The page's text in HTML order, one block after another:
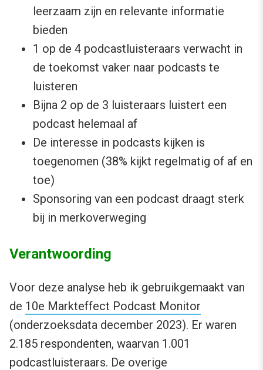
leerzaam zijn en relevante informatie
bieden
1 op de 4 podcastluisteraars verwacht in
de toekomst vaker naar podcasts te
luisteren
Bijna 2 op de 3 luisteraars luistert een
podcast helemaal af
De interesse in podcasts kijken is
toegenomen (38% kijkt regelmatig of af en
toe)
Sponsoring van een podcast draagt sterk
bij in merkoverweging
Verantwoording
Voor deze analyse heb ik gebruikgemaakt van
de 10e Markteffect Podcast Monitor
(onderzoeksdata december 2023). Er waren
2.185 respondenten, waarvan 1.001
podcastluisteraars. De overige